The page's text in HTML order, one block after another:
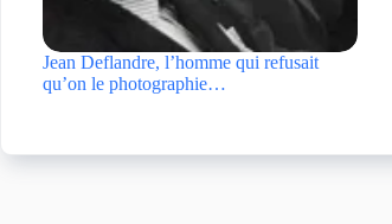
Jean Deflandre, l’homme qui refusait
qu’on le photographie…